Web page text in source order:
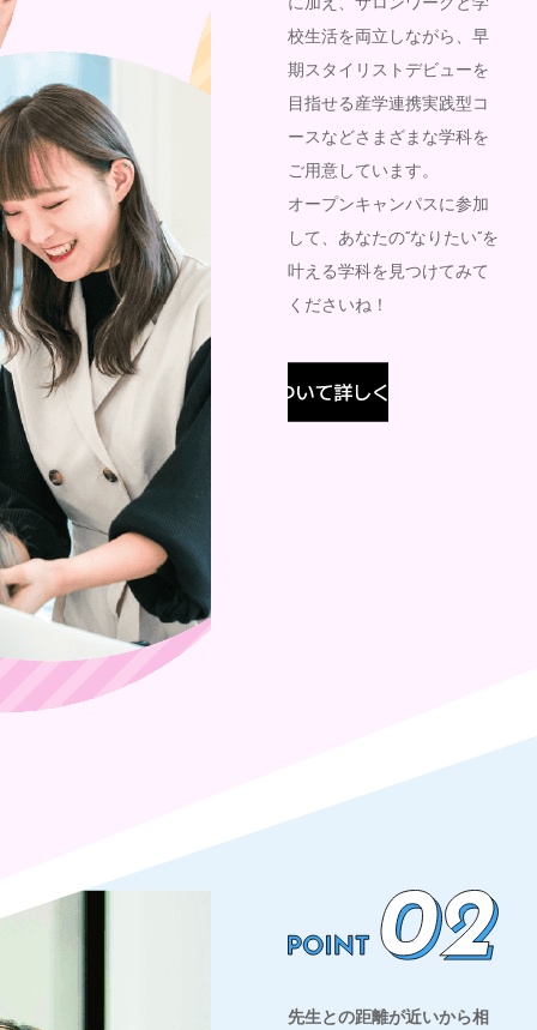
に加え、サロンワークと学
校生活を両立しながら、早
期スタイリストデビューを
目指せる産学連携実践型コ
ースなどさまざまな学科を
ご用意しています。
オープンキャンパスに参加
して、あなたの“なりたい”を
叶える学科を見つけてみて
くださいね！
先生との距離が近いから相